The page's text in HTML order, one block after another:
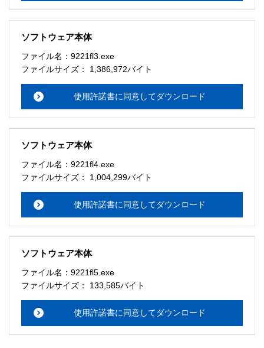
ソフトウェア本体
ファイル名：9221fl3.exe
ファイルサイズ： 1,386,972バイト
使用許諾書に同意してダウンロード
ソフトウェア本体
ファイル名：9221fl4.exe
ファイルサイズ： 1,004,299バイト
使用許諾書に同意してダウンロード
ソフトウェア本体
ファイル名：9221fl5.exe
ファイルサイズ： 133,585バイト
使用許諾書に同意してダウンロード